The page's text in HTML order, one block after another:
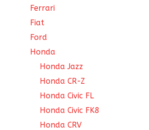
Ferrari
Fiat
Ford
Honda
Honda Jazz
Honda CR-Z
Honda Civic FL
Honda Civic FK8
Honda CRV